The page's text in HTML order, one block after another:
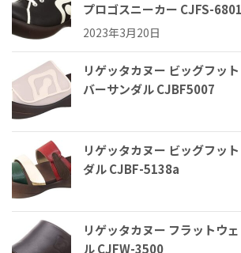
プロゴスニーカー CJFS-6801
2023年3月20日
リゲッタカヌー ビッグフッ
バーサンダル CJBF5007
リゲッタカヌー ビッグフッ
ダル CJBF-5138a
リゲッタカヌー フラットウ
ル CJFW-3500